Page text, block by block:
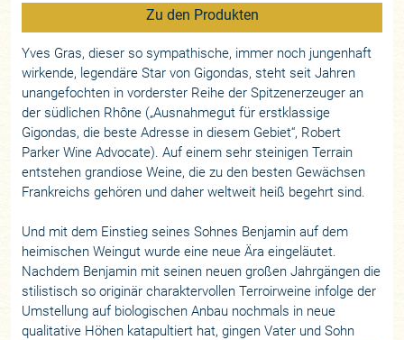
Zu den Produkten
Yves Gras, dieser so sympathische, immer noch jungenhaft
wirkende, legendäre Star von Gigondas, steht seit Jahren
unangefochten in vorderster Reihe der Spitzenerzeuger an
der südlichen Rhône („Ausnahmegut für erstklassige
Gigondas, die beste Adresse in diesem Gebiet“, Robert
Parker Wine Advocate). Auf einem sehr steinigen Terrain
entstehen grandiose Weine, die zu den besten Gewächsen
Frankreichs gehören und daher weltweit heiß begehrt sind.
Und mit dem Einstieg seines Sohnes Benjamin auf dem
heimischen Weingut wurde eine neue Ära eingeläutet.
Nachdem Benjamin mit seinen neuen großen Jahrgängen die
stilistisch so originär charaktervollen Terroirweine infolge der
Umstellung auf biologischen Anbau nochmals in neue
qualitative Höhen katapultiert hat, gingen Vater und Sohn